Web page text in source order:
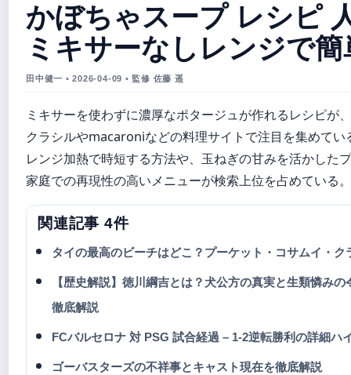
かぼちゃスープ レシピ
ミキサーなしレンジで
田中健一 • 2026-04-09 • 監修 佐藤 遥
ミキサーを使わずに濃厚なポタージュが作れるレシピが、
クラシルやmacaroniなどの料理サイトで注目を集めて
レンジ加熱で時短する方法や、玉ねぎの甘みを活かした
家庭での再現性の高いメニューが検索上位を占めている。
関連記事 4件
タイの最高のビーチはどこ？プーケット・コサムイ・
【歴史解説】徳川綱吉とは？犬公方の真実と生類憐み
徹底解説
FCバルセロナ 対 PSG 試合経過 – 1-2逆転勝利の詳細ハ
ゴーバスターズの不祥事とキャスト現在を徹底解説